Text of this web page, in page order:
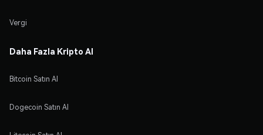
Vergi
Daha Fazla Kripto Al
Bitcoin Satın Al
Dogecoin Satın Al